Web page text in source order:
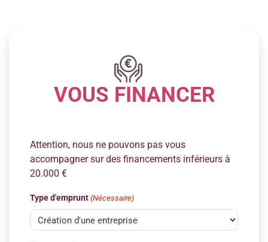
VOUS FINANCER
Attention, nous ne pouvons pas vous
accompagner sur des financements inférieurs à
20.000 €
Type d'emprunt (Nécessaire)